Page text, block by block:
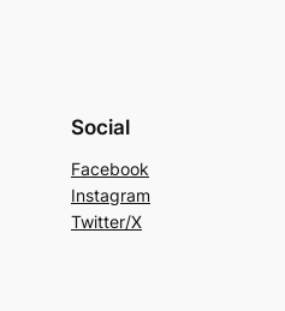
Social
Facebook
Instagram
Twitter/X